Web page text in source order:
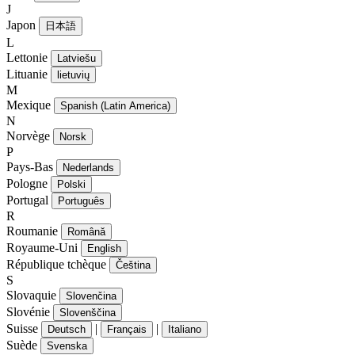
J
Japon
日本語
L
Lettonie
Latviešu
Lituanie lietuvių
M
Mexique
Spanish (Latin America)
N
Norvège
Norsk
P
Pays-Bas
Nederlands
Pologne Polski
Portugal Português
R
Roumanie
Română
Royaume-Uni English
République tchèque Čeština
S
Slovaquie
Slovenčina
Slovénie Slovenščina
Suisse Deutsch | Français | Italiano
Suède Svenska